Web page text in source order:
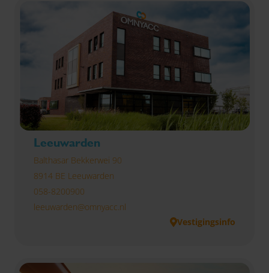
Leeuwarden
Balthasar Bekkerwei 90
8914 BE Leeuwarden
058-8200900
leeuwarden@omnyacc.nl
Vestigingsinfo